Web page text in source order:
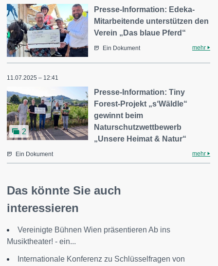
Presse-Information: Edeka-
Mitarbeitende unterstützen den
Verein „Das blaue Pferd“
Ein Dokument mehr
11.07.2025 – 12:41
2
Presse-Information: Tiny
Forest-Projekt „s‘Wäldle“
gewinnt beim
Naturschutzwettbewerb
„Unsere Heimat & Natur“
Ein Dokument mehr
Das könnte Sie auch
interessieren
Vereinigte Bühnen Wien präsentieren Ab ins
Musiktheater! - ein...
Internationale Konferenz zu Schlüsselfragen von